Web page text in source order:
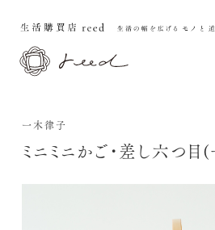
一木律子
ミニミニかご・差し六つ